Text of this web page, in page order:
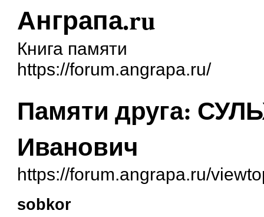
Анграпа.ru
Книга памяти
https://forum.angrapa.ru/
Памяти друга:
Иванович
https://forum.angrapa.ru/
sobkor